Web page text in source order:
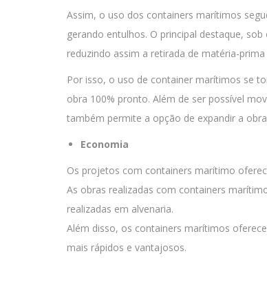
Assim, o uso dos containers marítimos
gerando entulhos. O principal destaque,
reduzindo assim a retirada de matéria-
Por isso, o uso de container marítimos se
obra 100% pronto. Além de ser possível
também permite a opção de expandir a
Economia
Os projetos com containers marítimo
As obras realizadas com containers
realizadas em alvenaria.
Além disso, os containers marítimos
mais rápidos e vantajosos.